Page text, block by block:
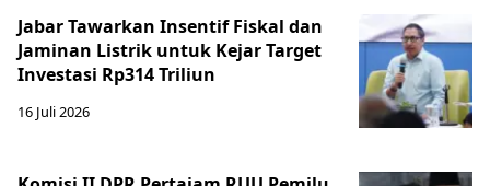
Jabar Tawarkan Insentif Fiskal dan
Jaminan Listrik untuk Kejar Target
Investasi Rp314 Triliun
16 Juli 2026